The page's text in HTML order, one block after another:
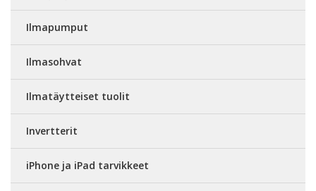
Ilmapumput
Ilmasohvat
Ilmatäytteiset tuolit
Invertterit
iPhone ja iPad tarvikkeet